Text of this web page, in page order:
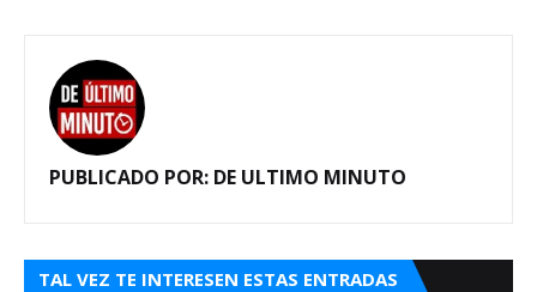
PUBLICADO POR: DE ULTIMO MINUTO
TAL VEZ TE INTERESEN ESTAS ENTRADAS